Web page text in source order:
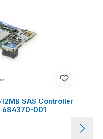
SAS Controller
684370-001